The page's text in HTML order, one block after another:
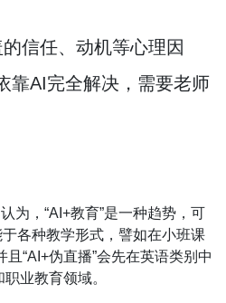
信任、动机等心理因
靠AI完全解决，需要老师
为，“AI+教育”是一种趋势，可
于各种教学形式，譬如在小班课
“AI+伪直播”会先在英语类别中
业教育领域。